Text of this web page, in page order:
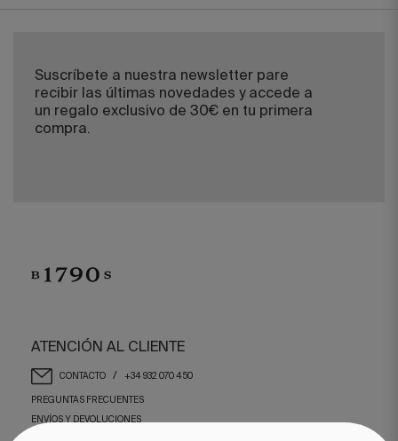
Suscríbete a nuestra newsletter pare
recibir las últimas novedades y accede a
un regalo exclusivo de 30€ en tu primera
compra.
ATENCIÓN AL CLIENTE
CONTACTO / +34 932 070 450
PREGUNTAS FRECUENTES
ENVÍOS Y DEVOLUCIONES